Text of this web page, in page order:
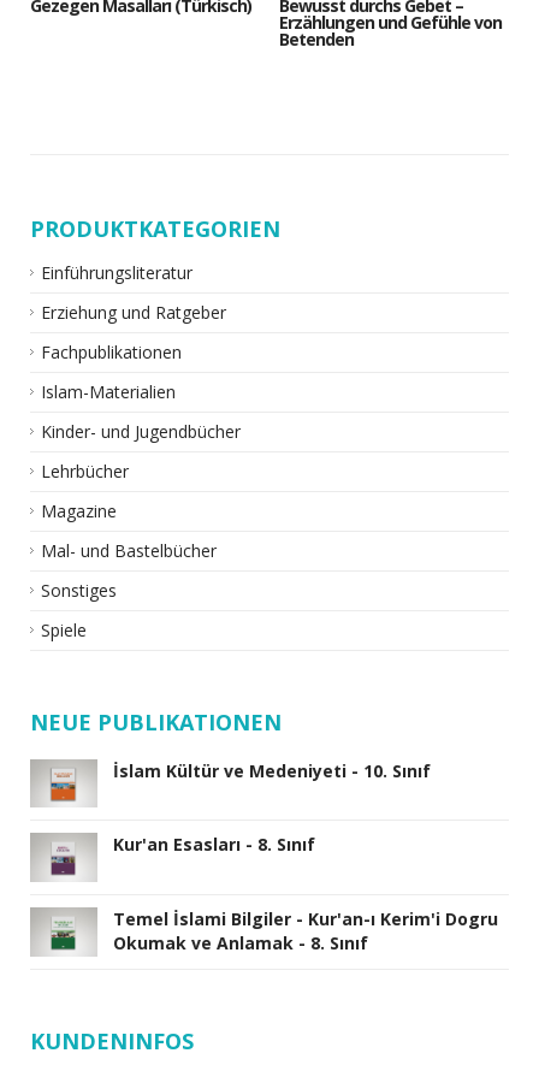
Gezegen Masalları (Türkisch) Bewusst durchs Gebet –
Erzählungen und Gefühle von
Betenden
PRODUKTKATEGORIEN
Einführungsliteratur
Erziehung und Ratgeber
Fachpublikationen
Islam-Materialien
Kinder- und Jugendbücher
Lehrbücher
Magazine
Mal- und Bastelbücher
Sonstiges
Spiele
NEUE PUBLIKATIONEN
İslam Kültür ve Medeniyeti - 10. Sınıf
Kur'an Esasları - 8. Sınıf
Temel İslami Bilgiler - Kur'an-ı Kerim'i Dogru
Okumak ve Anlamak - 8. Sınıf
KUNDENINFOS